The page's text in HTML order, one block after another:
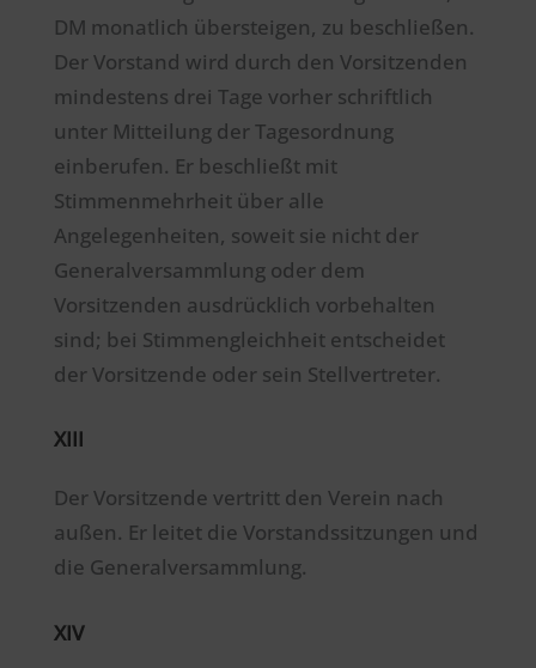
DM monatlich übersteigen, zu beschließen.
Der Vorstand wird durch den Vorsitzenden
mindestens drei Tage vorher schriftlich
unter Mitteilung der Tagesordnung
einberufen. Er beschließt mit
Stimmenmehrheit über alle
Angelegenheiten, soweit sie nicht der
Generalversammlung oder dem
Vorsitzenden ausdrücklich vorbehalten
sind; bei Stimmengleichheit entscheidet
der Vorsitzende oder sein Stellvertreter.
XIII
Der Vorsitzende vertritt den Verein nach
außen. Er leitet die Vorstandssitzungen und
die Generalversammlung.
XIV